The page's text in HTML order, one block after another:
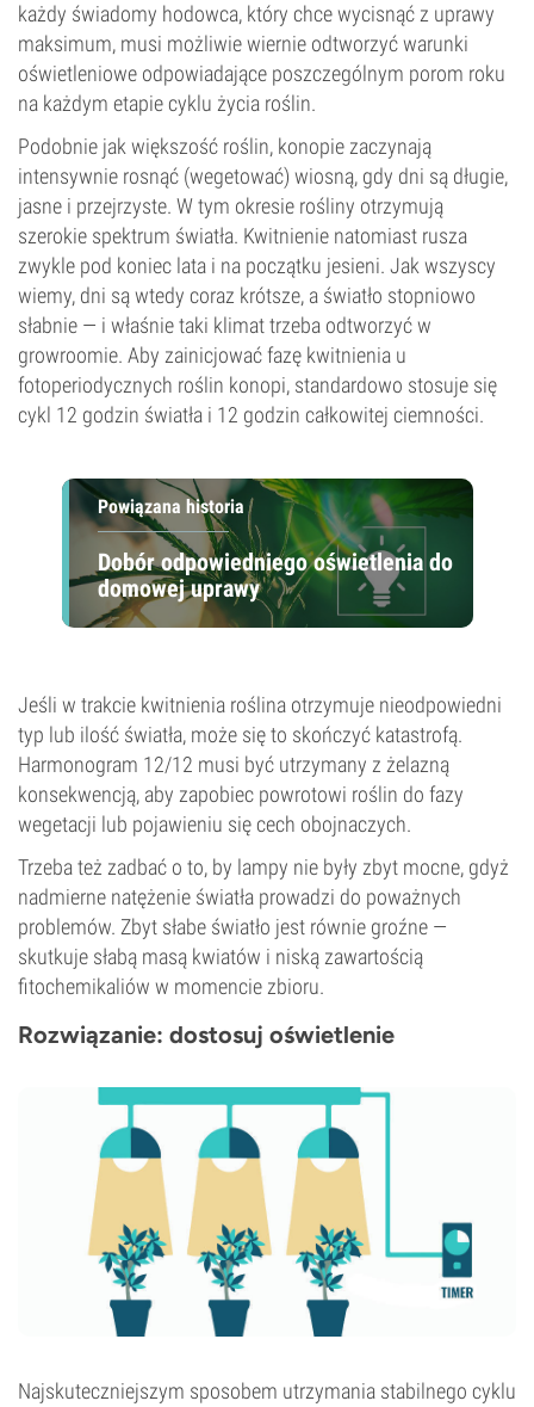
każdy świadomy hodowca, który chce wycisnąć z uprawy
maksimum, musi możliwie wiernie odtworzyć warunki
oświetleniowe odpowiadające poszczególnym porom roku
na każdym etapie cyklu życia roślin.
Podobnie jak większość roślin, konopie zaczynają
intensywnie rosnąć (wegetować) wiosną, gdy dni są długie,
jasne i przejrzyste. W tym okresie rośliny otrzymują
szerokie spektrum światła. Kwitnienie natomiast rusza
zwykle pod koniec lata i na początku jesieni. Jak wszyscy
wiemy, dni są wtedy coraz krótsze, a światło stopniowo
słabnie — i właśnie taki klimat trzeba odtworzyć w
growroomie. Aby zainicjować fazę kwitnienia u
fotoperiodycznych roślin konopi, standardowo stosuje się
cykl 12 godzin światła i 12 godzin całkowitej ciemności.
Powiązana historia
Dobór odpowiedniego oświetlenia do
domowej uprawy
Jeśli w trakcie kwitnienia roślina otrzymuje nieodpowiedni
typ lub ilość światła, może się to skończyć katastrofą.
Harmonogram 12/12 musi być utrzymany z żelazną
konsekwencją, aby zapobiec powrotowi roślin do fazy
wegetacji lub pojawieniu się cech obojnaczych.
Trzeba też zadbać o to, by lampy nie były zbyt mocne, gdyż
nadmierne natężenie światła prowadzi do poważnych
problemów. Zbyt słabe światło jest równie groźne —
skutkuje słabą masą kwiatów i niską zawartością
fitochemikaliów w momencie zbioru.
Rozwiązanie: dostosuj oświetlenie
Najskuteczniejszym sposobem utrzymania stabilnego cyklu